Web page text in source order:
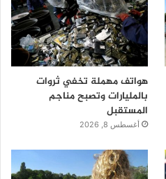
هواتف مهملة تخفي ثروات
بالمليارات وتصبح مناجم
المستقبل
أغسطس 8, 2026